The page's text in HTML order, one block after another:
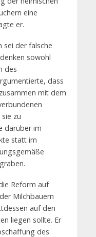
eine
er.
sei der falsche
sowohl
des
dass
mit dem
zu
darüber im
statt im
Reform auf
Milchbauern
auf den
liegen sollte. Er
des